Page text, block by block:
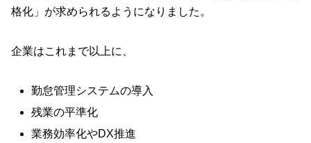
格化」が求められるようになりました。
企業はこれまで以上に、
勤怠管理システムの導入
残業の平準化
業務効率化やDX推進